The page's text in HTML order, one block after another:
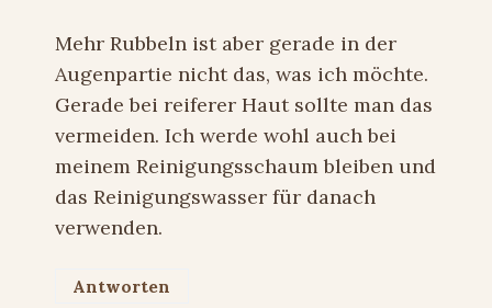
Mehr Rubbeln ist aber gerade in der
Augenpartie nicht das, was ich möchte.
Gerade bei reiferer Haut sollte man das
vermeiden. Ich werde wohl auch bei
meinem Reinigungsschaum bleiben und
das Reinigungswasser für danach
verwenden.
Antworten